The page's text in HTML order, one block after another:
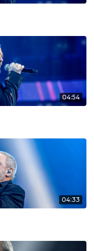
04:54
04:33